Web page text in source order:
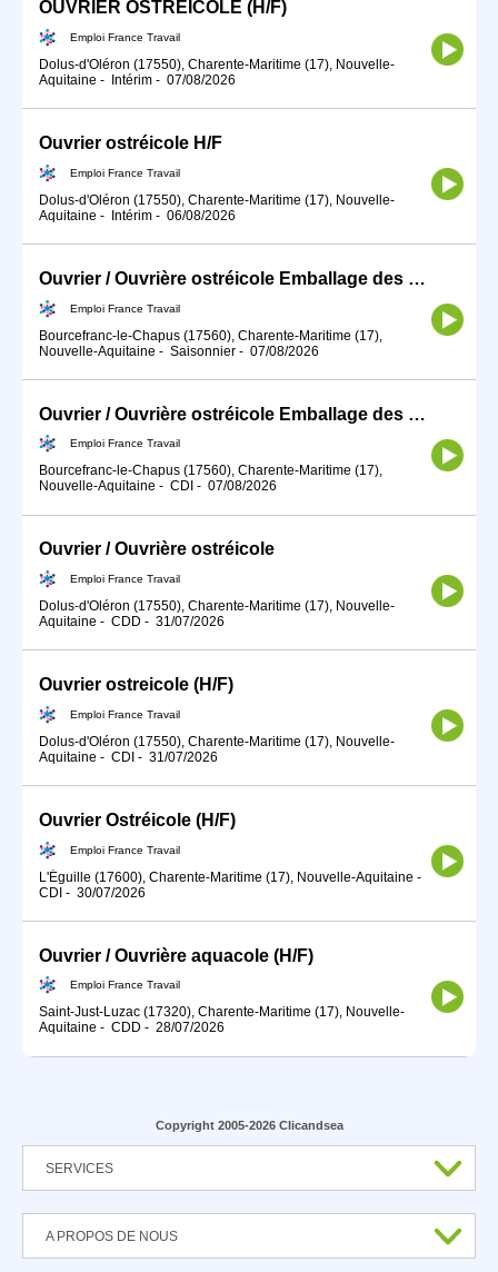
OUVRIER OSTREICOLE (H/F)
Emploi France Travail
Dolus-d'Oléron (17550), Charente-Maritime (17), Nouvelle-
Aquitaine - Intérim - 07/08/2026
Ouvrier ostréicole H/F
Emploi France Travail
Dolus-d'Oléron (17550), Charente-Maritime (17), Nouvelle-
Aquitaine - Intérim - 06/08/2026
Ouvrier / Ouvrière ostréicole Emballage des huitres (H/F)
Emploi France Travail
Bourcefranc-le-Chapus (17560), Charente-Maritime (17),
Nouvelle-Aquitaine - Saisonnier - 07/08/2026
Ouvrier / Ouvrière ostréicole Emballage des huitres (H/F)
Emploi France Travail
Bourcefranc-le-Chapus (17560), Charente-Maritime (17),
Nouvelle-Aquitaine - CDI - 07/08/2026
Ouvrier / Ouvrière ostréicole
Emploi France Travail
Dolus-d'Oléron (17550), Charente-Maritime (17), Nouvelle-
Aquitaine - CDD - 31/07/2026
Ouvrier ostreicole (H/F)
Emploi France Travail
Dolus-d'Oléron (17550), Charente-Maritime (17), Nouvelle-
Aquitaine - CDI - 31/07/2026
Ouvrier Ostréicole (H/F)
Emploi France Travail
L'Éguille (17600), Charente-Maritime (17), Nouvelle-Aquitaine -
CDI - 30/07/2026
Ouvrier / Ouvrière aquacole (H/F)
Emploi France Travail
Saint-Just-Luzac (17320), Charente-Maritime (17), Nouvelle-
Aquitaine - CDD - 28/07/2026
Copyright 2005-2026 Clicandsea
SERVICES
A PROPOS DE NOUS